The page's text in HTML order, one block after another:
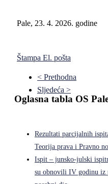
Pale, 23. 4.
Štampa El. pošta
< Prethodna
Sljedeća >
Oglasna tabla OS
Rezultati parcijalnih
Teorija prava i Pravno
Ispit – junsko-julski
su obnovili IV godinu iz